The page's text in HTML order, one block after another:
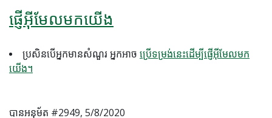
ផ្ញើអ៊ីមែលមកយើង
ប្រសិនបើអ្នកមានសំណួរ អ្នកអាច ប្រើទម្រង់នេះដើម្បីផ្ញើអ៊ីមែលមក
យើង។
បានអនុម័ត #2949, 5/8/2020